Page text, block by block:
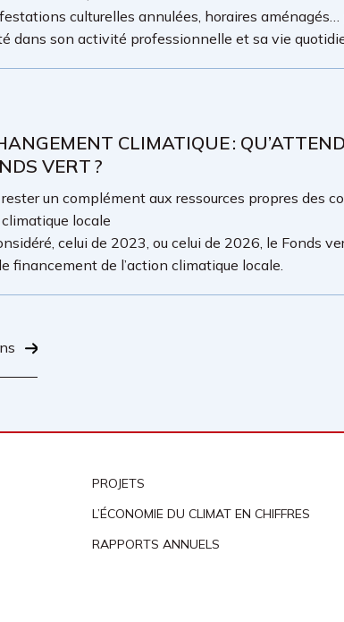
culturelles annulées, horaires
dans son activité professionnelle et sa vie
CLIMATIQUE :
VERT ?
un complément aux ressources propres des
locale
celui de 2023, ou celui de 2026, le Fonds
financement de l’action climatique locale.
PROJETS
L’ÉCONOMIE DU CLIMAT EN CHIFFRES
RAPPORTS ANNUELS